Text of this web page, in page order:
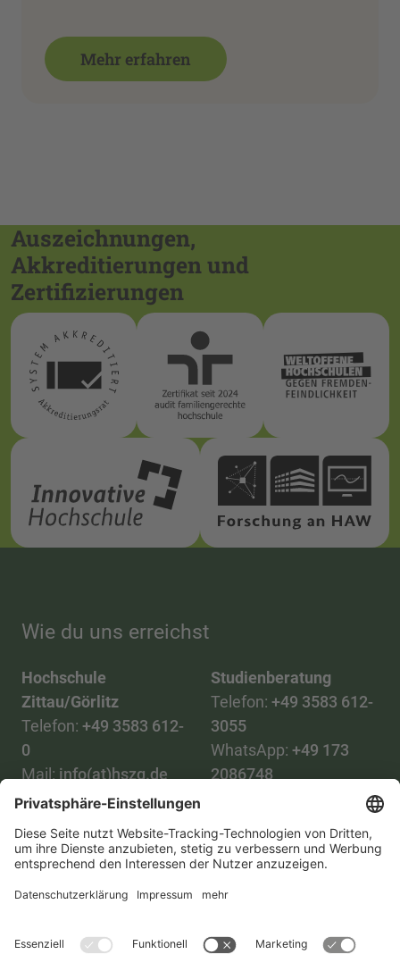
Mehr erfahren
Auszeichnungen,
Akkreditierungen und
Zertifizierungen
Wie du uns erreichst
Hochschule
Zittau/Görlitz
Telefon: +49 3583 612-
0
Mail:info(at)hszg.de
Studienberatung
Telefon: +49 3583 612-
3055
WhatsApp: +49 173
2086748
Alle StudiengängeDatenschutz
ImpressumBarrierefreiheitPresse